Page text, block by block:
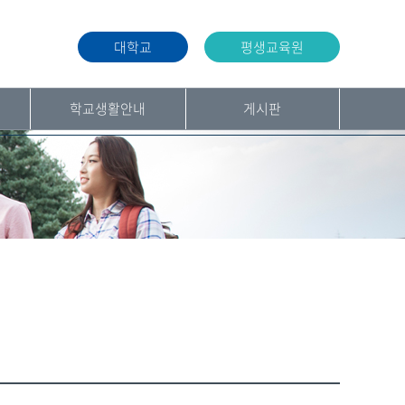
대학교 평생교육원
학교생활안내 게시판